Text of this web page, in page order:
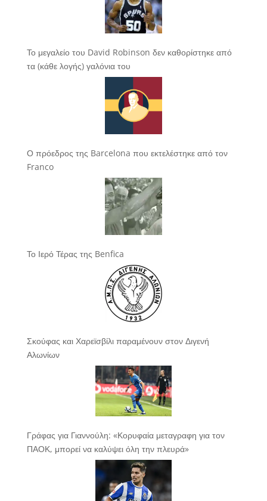
Το μεγαλείο του David Robinson δεν καθορίστηκε από
τα (κάθε λογής) γαλόνια του
Ο πρόεδρος της Barcelona που εκτελέστηκε από τον
Franco
Το Ιερό Τέρας της Benfica
Σκούφας και Χαρεϊσβίλι παραμένουν στον Διγενή
Αλωνίων
Γράφας για Γιαννούλη: «Κορυφαία μεταγραφη για τον
ΠΑΟΚ, μπορεί να καλύψει όλη την πλευρά»